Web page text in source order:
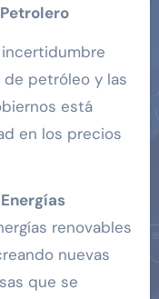
petróleo y las
está
en los precios
renovables
nuevas
que se